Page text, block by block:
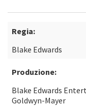
Regia:
Blake Edwards
Produzione:
Blake Edwards
Goldwyn-Mayer